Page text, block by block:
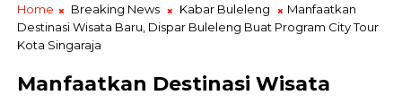
Home Breaking News Kabar Buleleng
Manfaatkan
Destinasi Wisata Baru, Dispar Buleleng Buat Program City Tour
Kota Singaraja
Manfaatkan Destinasi Wisata